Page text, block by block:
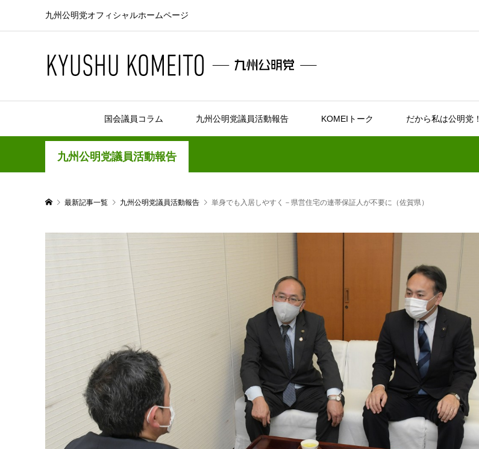
九州公明党オフィシャルホームページ
国会議員コラム 九州公明党議員活動報告 KOMEIトーク だから私は公明党！
九州公明党議員活動報告
最新記事一覧 九州公明党議員活動報告 単身でも入居しやすく－県営住宅の連帯保証人が不要に（佐賀県）